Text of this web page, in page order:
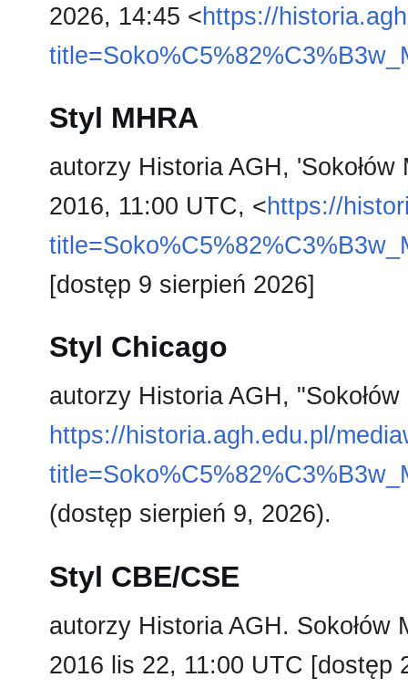
2026, 14:45 <https://
Styl MHRA
autorzy Historia AGH, 'Sokołów
2016, 11:00 UTC, <https://
[dostęp 9 sierpień 2026]
Styl Chicago
autorzy Historia AGH,
https://historia.agh.edu.pl/
(dostęp sierpień 9, 2026).
Styl CBE/CSE
autorzy Historia AGH. Sokołów
2016 lis 22, 11:00 UTC [dostęp